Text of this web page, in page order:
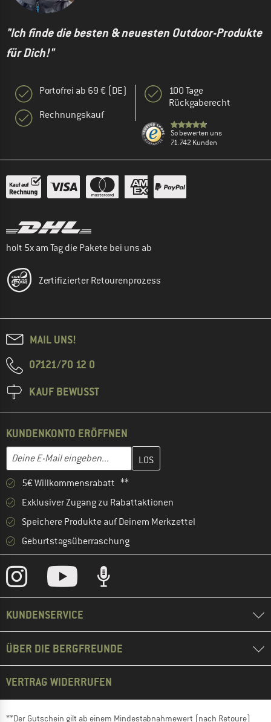
"Ich finde die besten & neuesten Outdoor-Produkte
für Dich!"
Portofrei ab 69 € (DE)
Rechnungskauf
100 Tage
Rückgaberecht
So bewerten uns
71.742 Kunden
holt 5x am Tag die Pakete bei uns ab
Zertifizierter Retourenprozess
MAIL UNS!
07121/70 12 0
KAUF BEWUSST
KUNDENKONTO ERÖFFNEN
E-Mail-Adresse
Gib hier deine E-Mail-Adresse ein und erstelle im nächsten
5€ Willkommensrabatt **
Exklusiver Zugang zu Rabattaktionen
Speichere Produkte auf Deinem Merkzettel
Geburtstagsüberraschung
KUNDENSERVICE
ÜBER DIE BERGFREUNDE
VERTRAG WIDERRUFEN
**Der Gutschein gilt ab einem Mindestabnahmewert (nach Retoure)